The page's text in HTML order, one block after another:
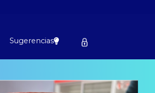
Sugerencias